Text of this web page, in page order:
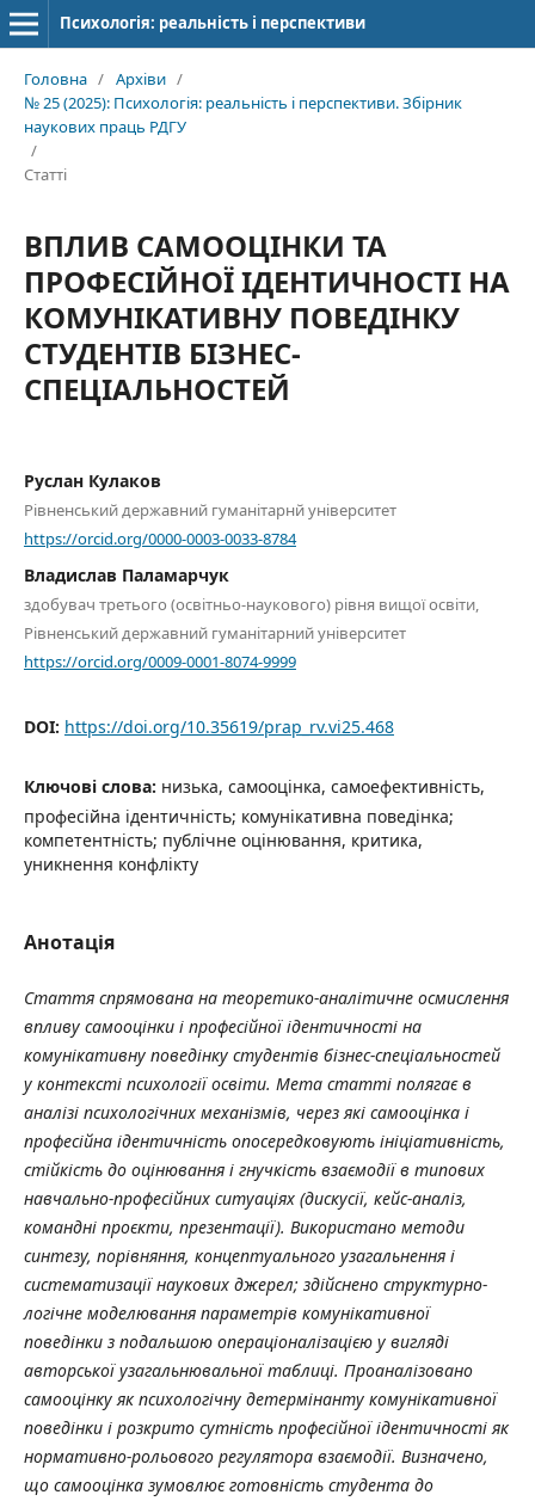
Психологія: реальність і перспективи
Головна / Архіви /
№ 25 (2025): Психологія: реальність і перспективи. Збірник
наукових праць РДГУ
/
Статті
ВПЛИВ САМООЦІНКИ ТА
ПРОФЕСІЙНОЇ ІДЕНТИЧНОСТІ НА
КОМУНІКАТИВНУ ПОВЕДІНКУ
СТУДЕНТІВ БІЗНЕС-
СПЕЦІАЛЬНОСТЕЙ
Руслан Кулаков
Рівненський державний гуманітарнй університет
https://orcid.org/0000-0003-0033-8784
Владислав Паламарчук
здобувач третього (освітньо-наукового) рівня вищої освіти,
Рівненський державний гуманітарний університет
https://orcid.org/0009-0001-8074-9999
DOI: https://doi.org/10.35619/prap_rv.vi25.468
Ключові слова: низька, самооцінка, самоефективність,
професійна ідентичність; комунікативна поведінка;
компетентність; публічне оцінювання, критика,
уникнення конфлікту
Анотація
Стаття спрямована на теоретико-аналітичне осмислення
впливу самооцінки і професійної ідентичності на
комунікативну поведінку студентів бізнес-спеціальностей
у контексті психології освіти. Мета статті полягає в
аналізі психологічних механізмів, через які самооцінка і
професійна ідентичність опосередковують ініціативність,
стійкість до оцінювання і гнучкість взаємодії в типових
навчально-професійних ситуаціях (дискусії, кейс-аналіз,
командні проєкти, презентації). Використано методи
синтезу, порівняння, концептуального узагальнення і
систематизації наукових джерел; здійснено структурно-
логічне моделювання параметрів комунікативної
поведінки з подальшою операціоналізацією у вигляді
авторської узагальнювальної таблиці. Проаналізовано
самооцінку як психологічну детермінанту комунікативної
поведінки і розкрито сутність професійної ідентичності як
нормативно-рольового регулятора взаємодії. Визначено,
що самооцінка зумовлює готовність студента до